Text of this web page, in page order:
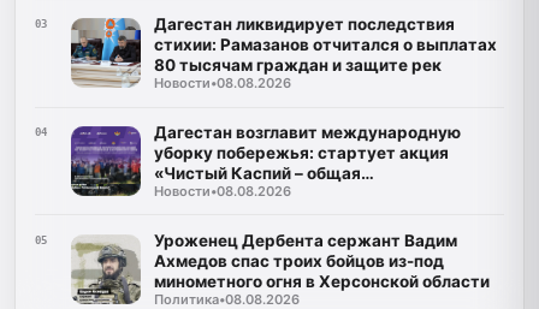
03
Дагестан ликвидирует последствия
стихии: Рамазанов отчитался о выплатах
80 тысячам граждан и защите рек
Новости•08.08.2026
04
Дагестан возглавит международную
уборку побережья: стартует акция
«Чистый Каспий – общая
ответственность»
Новости•08.08.2026
05
Уроженец Дербента сержант Вадим
Ахмедов спас троих бойцов из-под
минометного огня в Херсонской области
Политика•08.08.2026